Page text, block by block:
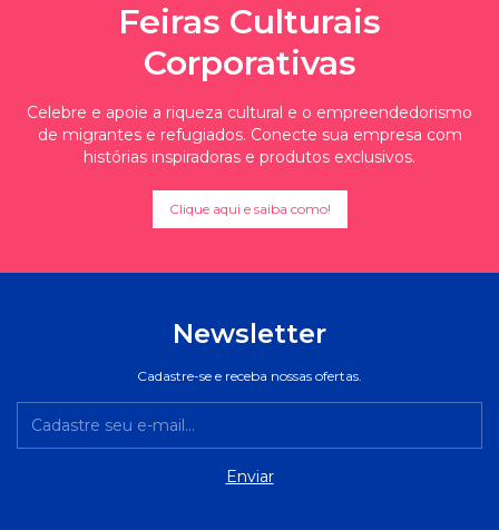
Feiras Culturais
Corporativas
Celebre e apoie a riqueza cultural e o empreendedorismo
de migrantes e refugiados. Conecte sua empresa com
histórias inspiradoras e produtos exclusivos.
Clique aqui e saiba como!
Newsletter
Cadastre-se e receba nossas ofertas.